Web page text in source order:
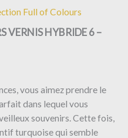
Full of Colours
VERNIS HYBRIDE 6 –
vous aimez prendre le
dans lequel vous
souvenirs. Cette fois,
turquoise qui semble